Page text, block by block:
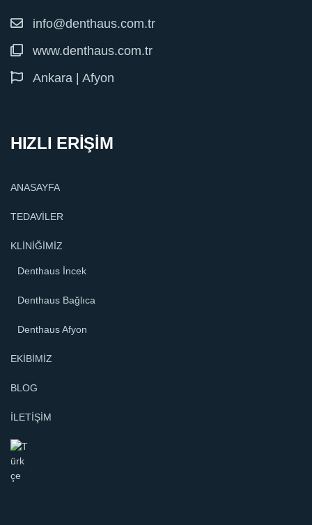
info@denthaus.com.tr
www.denthaus.com.tr
Ankara | Afyon
HIZLI ERİŞİM
ANASAYFA
TEDAVİLER
KLİNİĞİMİZ
Denthaus İncek
Denthaus Bağlıca
Denthaus Afyon
EKİBİMİZ
BLOG
İLETİŞİM